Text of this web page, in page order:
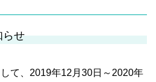
らせ
て、2019年12月30日～2020年